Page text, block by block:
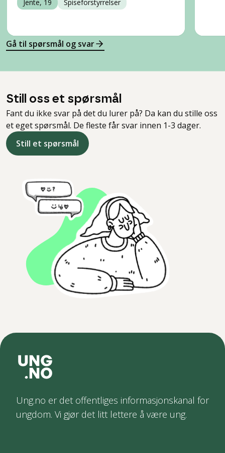
Jente, 19 Spiseforstyrrelser
Gå til spørsmål og svar
Still oss et spørsmål
Fant du ikke svar på det du lurer på? Da kan du stille oss
et eget spørsmål. De fleste får svar innen 1-3 dager.
Still et spørsmål
Ung.no er det offentliges informasjonskanal for
ungdom. Vi gjør det litt lettere å være ung.